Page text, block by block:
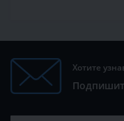
Хотите